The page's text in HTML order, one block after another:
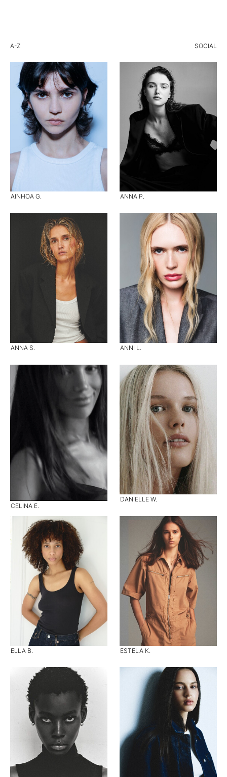
A-Z SOCIAL
AINHOA G. ANNA P.
ANNA S. ANNI L.
CELINA E.
DANIELLE W.
ELLA B. ESTELA K.